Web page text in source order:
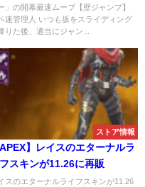
」の開幕最速ムーブ【壁ジャンプ】
速管理人 いつも坂をスライディング
りた後、適当にジャン...
ストア情報
APEX】レイスのエターナルラ
スキンが11.26に再販
スのエターナルライフスキンが11.26